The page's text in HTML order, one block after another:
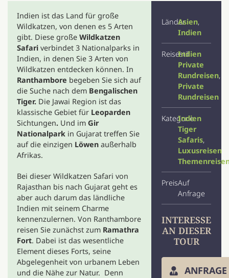
Indien ist das Land für große
Wildkatzen, von denen es 5 Arten
gibt. Diese große Wildkatzen
Safariverbindet 3 Nationalparks in
Indien, in denen Sie 3 Arten von
Wildkatzen entdecken können. In
Ranthambore begeben Sie sich auf
die Suche nach dem Bengalischen
Tiger. Die Jawai Region ist das
klassische Gebiet für Leoparden
Sichtungen. Und im Gir
Nationalpark in Gujarat treffen Sie
auf die einzigen Löwen außerhalb
Afrikas.
Bei dieser Wildkatzen Safari von
Rajasthan bis nach Gujarat geht es
aber auch darum das ländliche
Indien mit seinem Charme
kennenzulernen. Von Ranthambore
reisen Sie zunächst zum Ramathra
Fort. Dabei ist das wesentliche
Element dieses Forts, seine
Abgelegenheit von urbanem Leben
und die Nähe zur Natur. Denn
LänderAsien,
Indien
ReisestilIndien
Private
Rundreisen,
Private
Rundreisen
Kategorie
Indien
Tiger
Safaris,
Luxusreisen,
PreisAuf
Anfrage
INTERESSE
AN DIESER
TOUR
ANFRAGE